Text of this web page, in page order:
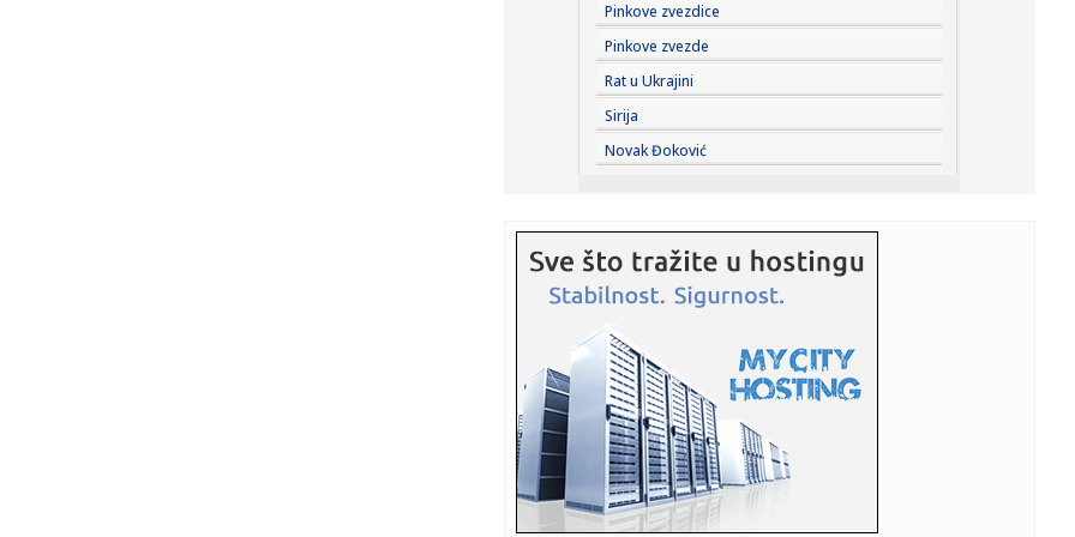
13:03:Jednodelni kupaći kao bodi koji nosimo od plaže do
grada
13:03:Ketrin Zita Džonus se vraća u velikom stilu: Glavna uloga u
nov...
13:03:EKSKLUZIVNO NA ZEMUN FESTU: Film sa Kanskog festivala
otvara mani...
13:01: Predsednik Irana priznao: Komunikacija sa vrhovnim
vođom trenutn...
13:01:
13:01:Medojević tvrdi: "Grigorije priznao autokefalnu Ukrajinsku
pravo...
13:00:Barsa "krade" Rodrija?!
12:58:S leđa prilazio Novosađankama i kidao im zlatne ogrlice, a
Pinkove zvezdice
Pinkove zvezde
Rat u Ukrajini
Sirija
Novak Đoković